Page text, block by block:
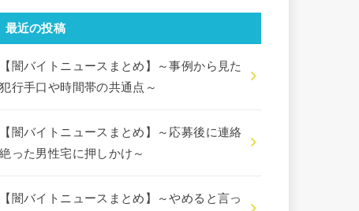
最近の投稿
【闇バイトニュースまとめ】～事例から見た
犯行手口や時間帯の共通点～
【闇バイトニュースまとめ】～応募後に連絡
絶った男性宅に押しかけ～
【闇バイトニュースまとめ】～やめると言っ